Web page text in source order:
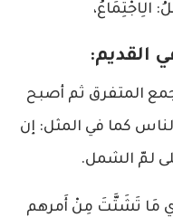
الِاجْتِمَاعُ،
القديم:
المتفرق ثم أصبح
كما في المثل: إن
لمّ الشمل.
مَا تَشَتَّتَ مِنْ أَمرهم